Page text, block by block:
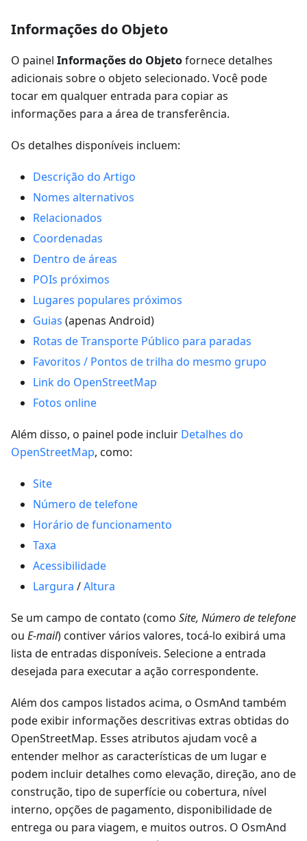
Informações do Objeto
O painel Informações do Objetofornece detalhes
adicionais sobre o objeto selecionado. Você pode
tocar em qualquer entrada para copiar as
informações para a área de transferência.
Os detalhes disponíveis incluem:
Descrição do Artigo
Nomes alternativos
Relacionados
Coordenadas
Dentro de áreas
POIs próximos
Lugares populares próximos
Guias (apenas Android)
Rotas de Transporte Público para paradas
Favoritos / Pontos de trilha do mesmo grupo
Link do OpenStreetMap
Fotos online
Além disso, o painel pode incluir Detalhes do
OpenStreetMap, como:
Site
Número de telefone
Horário de funcionamento
Taxa
Acessibilidade
Largura /Altura
Se um campo de contato (como Site, Número de telefone
ou E-mail) contiver vários valores, tocá-lo exibirá uma
lista de entradas disponíveis. Selecione a entrada
desejada para executar a ação correspondente.
Além dos campos listados acima, o OsmAnd também
pode exibir informações descritivas extras obtidas do
OpenStreetMap. Esses atributos ajudam você a
entender melhor as características de um lugar e
podem incluir detalhes como elevação, direção, ano de
construção, tipo de superfície ou cobertura, nível
interno, opções de pagamento, disponibilidade de
entrega ou para viagem, e muitos outros. O OsmAnd